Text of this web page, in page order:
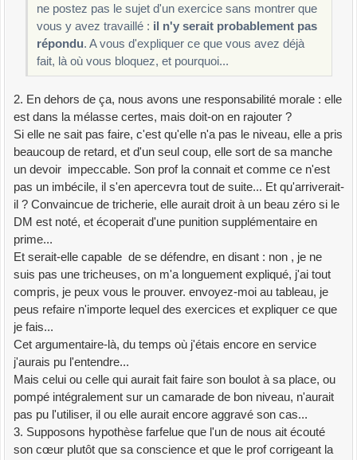
ne postez pas le sujet d'un exercice sans montrer que
vous y avez travaillé : il n'y serait probablement pas
répondu. A vous d'expliquer ce que vous avez déjà
fait, là où vous bloquez, et pourquoi...
2. En dehors de ça, nous avons une responsabilité morale : elle
est dans la mélasse certes, mais doit-on en rajouter ?
Si elle ne sait pas faire, c'est qu'elle n'a pas le niveau, elle a pris
beaucoup de retard, et d'un seul coup, elle sort de sa manche
un devoir impeccable. Son prof la connait et comme ce n'est
pas un imbécile, il s'en apercevra tout de suite... Et qu'arriverait-
il ? Convaincue de tricherie, elle aurait droit à un beau zéro si le
DM est noté, et écoperait d'une punition supplémentaire en
prime...
Et serait-elle capable de se défendre, en disant : non , je ne
suis pas une tricheuses, on m'a longuement expliqué, j'ai tout
compris, je peux vous le prouver. envoyez-moi au tableau, je
peus refaire n'importe lequel des exercices et expliquer ce que
je fais...
Cet argumentaire-là, du temps où j'étais encore en service
j'aurais pu l'entendre...
Mais celui ou celle qui aurait fait faire son boulot à sa place, ou
pompé intégralement sur un camarade de bon niveau, n'aurait
pas pu l'utiliser, il ou elle aurait encore aggravé son cas...
3. Supposons hypothèse farfelue que l'un de nous ait écouté
son cœur plutôt que sa conscience et que le prof corrigeant la